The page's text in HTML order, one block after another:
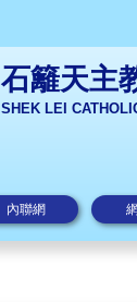
石籬天主
SHEK LEI
內聯網